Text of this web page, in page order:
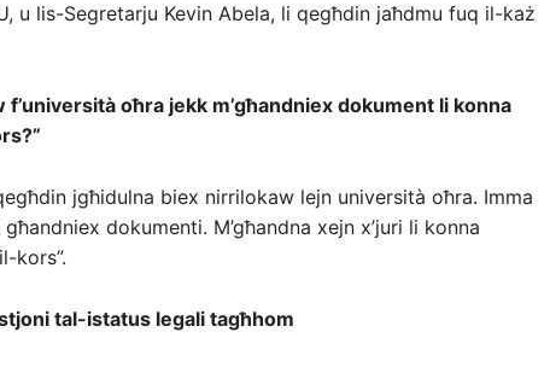
u lis-Segretarju Kevin Abela, li qegħdin jaħdmu fuq il-każ
oħra jekk m’għandniex dokument li konna
jgħidulna biex nirrilokaw lejn università oħra. Imma
għandniex dokumenti. M’għandna xejn x’juri li konna
kors”.
tal-istatus legali tagħhom